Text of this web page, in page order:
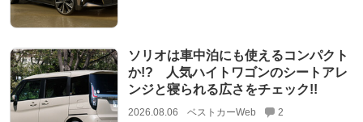
ソリオは車中泊にも使えるコンパクト
か!? 人気ハイトワゴンのシートアレ
ンジと寝られる広さをチェック!!
2026.08.06 ベストカーWeb 2